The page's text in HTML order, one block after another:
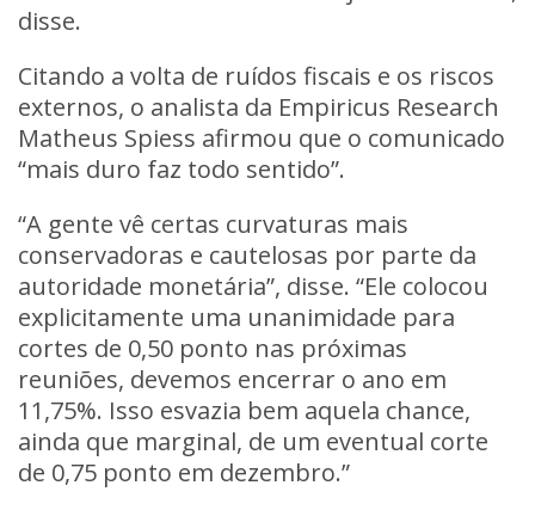
disse.
Citando a volta de ruídos fiscais e os riscos
externos, o analista da Empiricus Research
Matheus Spiess afirmou que o comunicado
“mais duro faz todo sentido”.
“A gente vê certas curvaturas mais
conservadoras e cautelosas por parte da
autoridade monetária”, disse. “Ele colocou
explicitamente uma unanimidade para
cortes de 0,50 ponto nas próximas
reuniões, devemos encerrar o ano em
11,75%. Isso esvazia bem aquela chance,
ainda que marginal, de um eventual corte
de 0,75 ponto em dezembro.”